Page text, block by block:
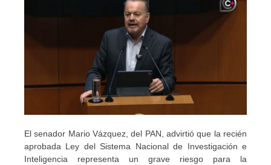
El senador Mario Vázquez, del PAN, advirtió que la recién
aprobada Ley del Sistema Nacional de Investigación e
Inteligencia representa un grave riesgo para la